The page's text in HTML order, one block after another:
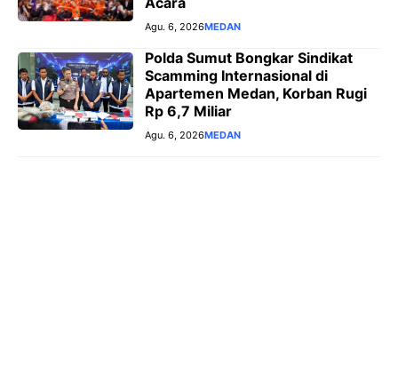
Agu. 6, 2026MEDAN
Polda Sumut Bongkar Sindikat
Scamming Internasional di
Apartemen Medan, Korban Rugi
Rp 6,7 Miliar
Agu. 6, 2026MEDAN